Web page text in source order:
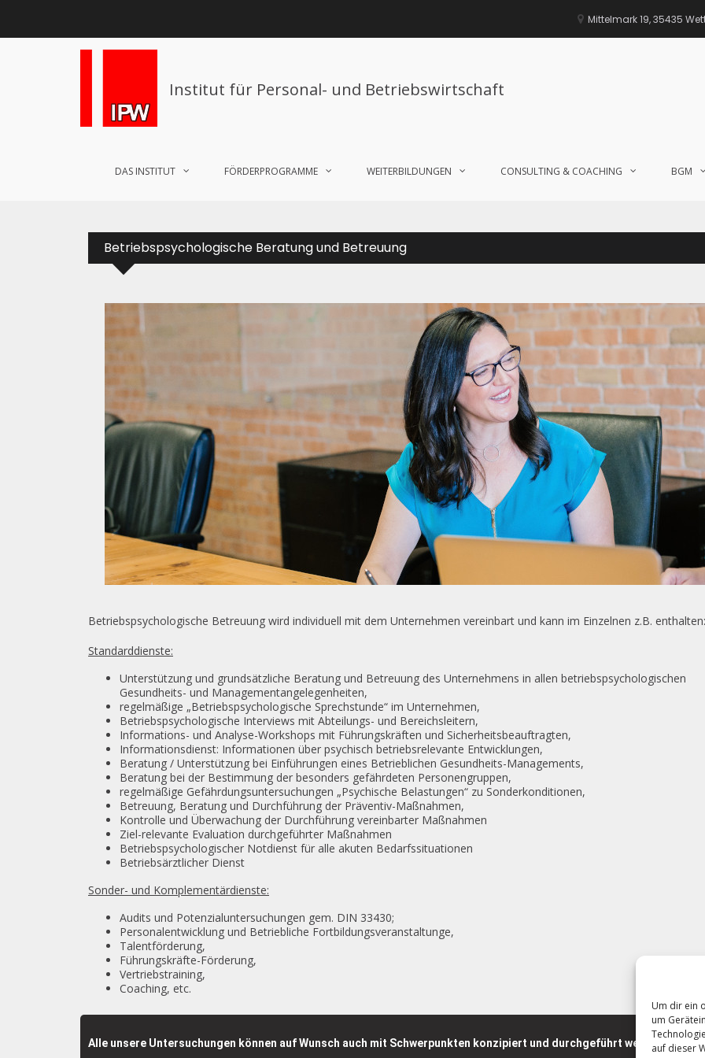
Um dir ein
um
auf dieser
Mittelmark 19, 35435
Institut für Personal- und Betriebswirtschaft
DAS INSTITUT FÖRDERPROGRAMME WEITERBILDUNGEN CONSULTING & COACHING BGM
Betriebspsychologische Beratung und Betreuung
Betriebspsychologische Betreuung wird individuell mit dem Unternehmen vereinbart und kann im Einzelnen z.B. enthalten:
Standarddienste:
Unterstützung und grundsätzliche Beratung und Betreuung des Unternehmens in allen betriebspsychologischen
Gesundheits- und Managementangelegenheiten,
regelmäßige „Betriebspsychologische Sprechstunde“ im Unternehmen,
Betriebspsychologische Interviews mit Abteilungs- und Bereichsleitern,
Informations- und Analyse-Workshops mit Führungskräften und Sicherheitsbeauftragten,
Informationsdienst: Informationen über psychisch betriebsrelevante Entwicklungen,
Beratung / Unterstützung bei Einführungen eines Betrieblichen Gesundheits-Managements,
Beratung bei der Bestimmung der besonders gefährdeten Personengruppen,
regelmäßige Gefährdungsuntersuchungen „Psychische Belastungen“ zu Sonderkonditionen,
Betreuung, Beratung und Durchführung der Präventiv-Maßnahmen,
Kontrolle und Überwachung der Durchführung vereinbarter Maßnahmen
Ziel-relevante Evaluation durchgeführter Maßnahmen
Betriebspsychologischer Notdienst für alle akuten Bedarfssituationen
Betriebsärztlicher Dienst
Sonder- und Komplementärdienste:
Audits und Potenzialuntersuchungen gem. DIN 33430;
Personalentwicklung und Betriebliche Fortbildungsveranstaltunge,
Talentförderung,
Führungskräfte-Förderung,
Vertriebstraining,
Coaching, etc.
Alle unsere Untersuchungen können auf Wunsch auch mit Schwerpunkten konzipiert und durchgeführt werden!